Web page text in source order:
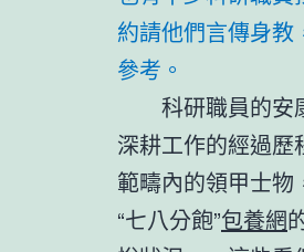
約請他們言傳身教
參考。
科研職員的安
深耕工作的經過歷
範疇內的領甲士
“七八分飽”包養網